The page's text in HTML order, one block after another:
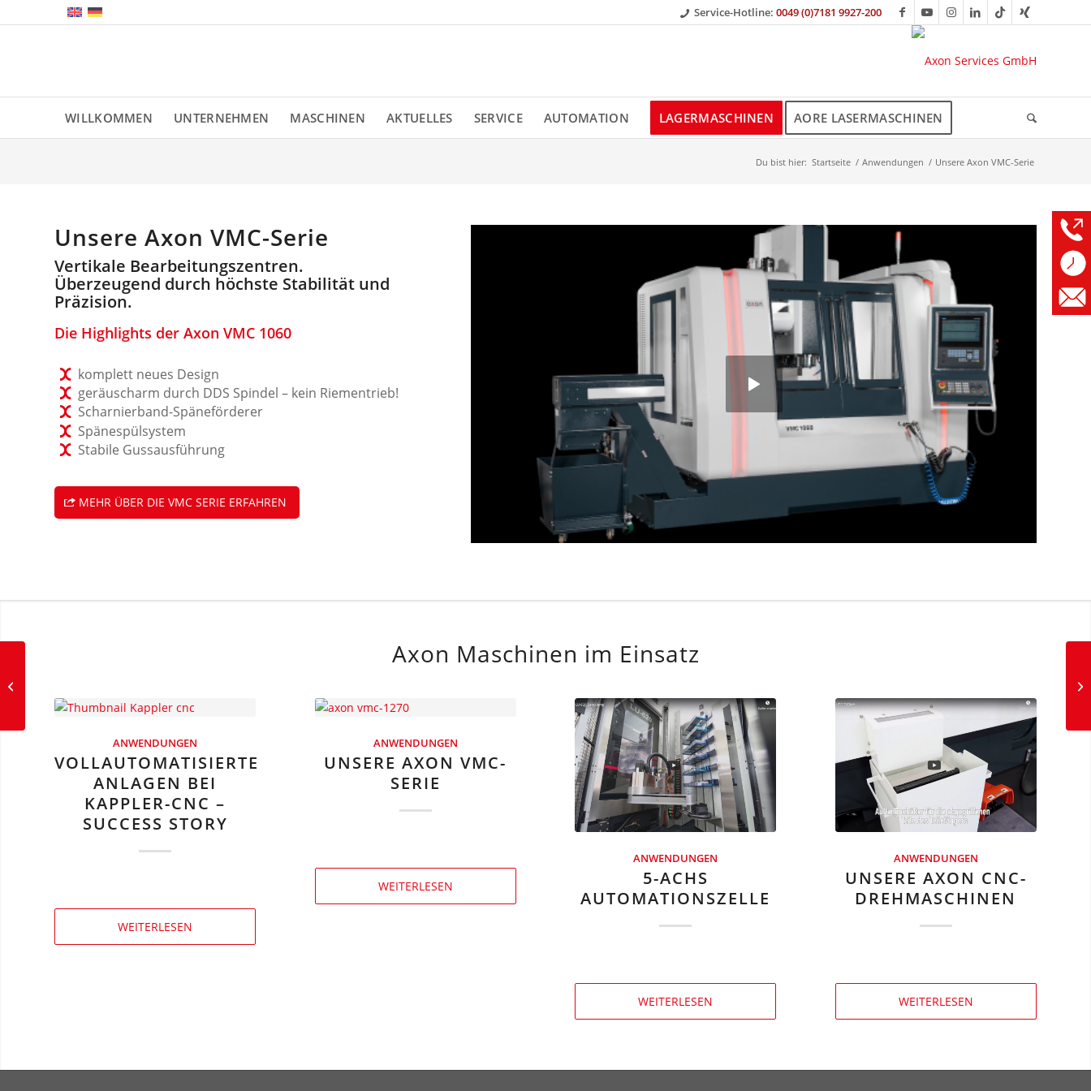
Service-Hotline: 0049 (0)7181 9927-200
WILLKOMMEN UNTERNEHMEN MASCHINEN AKTUELLES SERVICE AUTOMATION LAGERMASCHINEN AORE LASERMASCHINEN
Du bist hier: Startseite / Anwendungen / Unsere Axon VMC-Serie
Unsere Axon VMC-Serie
Vertikale Bearbeitungszentren.
Überzeugend durch höchste Stabilität und
Präzision.
Die Highlights der Axon VMC 1060
komplett neues Design
geräuscharm durch DDS Spindel – kein Riementrieb!
Scharnierband-Späneförderer
Spänespülsystem
Stabile Gussausführung
MEHR ÜBER DIE VMC SERIE ERFAHREN
Axon Maschinen im Einsatz
ANWENDUNGEN
VOLLAUTOMATISIERTE
ANLAGEN BEI
KAPPLER-CNC –
SUCCESS STORY
WEITERLESEN
ANWENDUNGEN
UNSERE AXON VMC-
SERIE
WEITERLESEN
ANWENDUNGEN
5-ACHS
AUTOMATIONS­ZELLE
WEITERLESEN
ANWENDUNGEN
UNSERE AXON CNC-
DREHMASCHINEN
WEITERLESEN